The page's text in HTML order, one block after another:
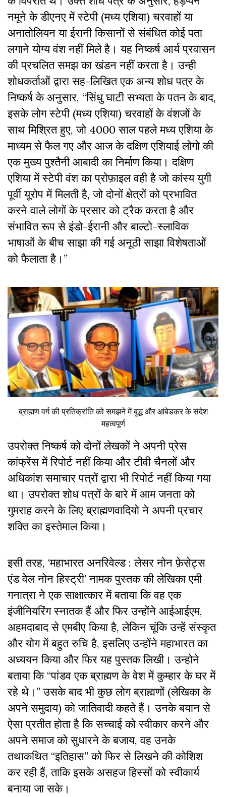
नमूने के डीएनए में स्टेपी (मध्य एशिया) चरवाहों या
अनातोलियन या ईरानी किसानों से संबंधित कोई पता
लगाने योग्य वंश नहीं मिले है। यह निष्कर्ष आर्य प्रवासन
की प्रचलित समझ का खंडन नहीं करता है। उन्ही
शोधकर्ताओं द्वारा सह-लिखित एक अन्य शोध पत्र के
निष्कर्ष के अनुसार, “सिंधु घाटी सभ्यता के पतन के बाद,
इसके लोग स्टेपी (मध्य एशिया) चरवाहों के वंशजों के
साथ मिश्रित हुए,जो 4000 साल पहले मध्य एशिया के
माध्यम से फैल गए और आज के दक्षिण एशियाई लोगो की
एक मुख्य पुश्तैनी आबादी का निर्माण किया। दक्षिण
एशिया में स्टेपी वंश का प्रोफ़ाइल वही है जो कांस्य युगी
पूर्वी यूरोप में मिलती है,जो दोनों क्षेत्रों को प्रभावित
करने वाले लोगों के प्रसार को ट्रैक करता है और
संभावित रूप से इंडो-ईरानी और बाल्टो-स्लाविक
भाषाओं के बीच साझा की गई अनूठी साझा विशेषताओं
को फैलाता है।”
ब्राह्मण वर्ग की प्रतिक्रांति को समझने में बुद्ध और आंबेडकर के संदेश
महत्वपूर्ण
उपरोक्त निष्कर्ष को दोनों लेखकों ने अपनी प्रेस
कांफ्रेंस में रिपोर्ट नहीं किया और टीवी चैनलों और
अधिकांश समाचार पत्रों द्वारा भी रिपोर्ट नहीं किया गया
था। उपरोक्त शोध पत्रों के बारे में आम जनता को
गुमराह करने के लिए ब्राह्मणवादियो ने अपनी प्रचार
शक्ति का इस्तेमाल किया।
इसी तरह, ‘महाभारत अनरिवेल्ड : लेसर नोन फ़ेसेट्स
एंड वेल नोन हिस्ट्री’ नामक पुस्तक की लेखिका एमी
गनात्रा ने एक साक्षात्कार में बताया कि वह एक
इंजीनियरिंग स्नातक हैं और फिर उन्होंने आईआईएम,
अहमदाबाद से एमबीए किया है, लेकिन चूंकि उन्हें संस्कृत
और योग में बहुत रुचि है, इसलिए उन्होंने महाभारत का
अध्ययन किया और फिर यह पुस्तक लिखी। उन्होने
बताया कि “पांडव एक ब्राह्मण के वेश में कुम्हार के घर में
रहे थे।” उसके बाद भी कुछ लोग ब्राह्मणों (लेखिका के
अपने समुदाय) को जातिवादी कहते हैं। उनके बयान से
ऐसा प्रतीत होता है कि सच्चाई को स्वीकार करने और
अपने समाज को सुधारने के बजाय, वह उनके
तथाकथित “इतिहास” को फिर से लिखने की कोशिश
कर रही हैं, ताकि इसके असहज हिस्सों को स्वीकार्य
बनाया जा सके।